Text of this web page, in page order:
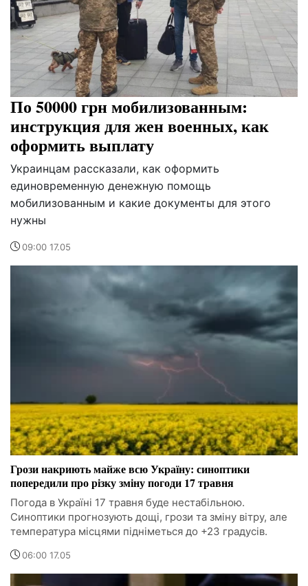
По 50000 грн мобилизованным:
инструкция для жен военных, как
оформить выплату
Украинцам рассказали, как оформить
единовременную денежную помощь
мобилизованным и какие документы для этого
нужны
09:00 17.05
Грози накриють майже всю Україну: синоптики
попередили про різку зміну погоди 17 травня
Погода в Україні 17 травня буде нестабільною.
Синоптики прогнозують дощі, грози та зміну вітру, але
температура місцями підніметься до +23 градусів.
06:00 17.05